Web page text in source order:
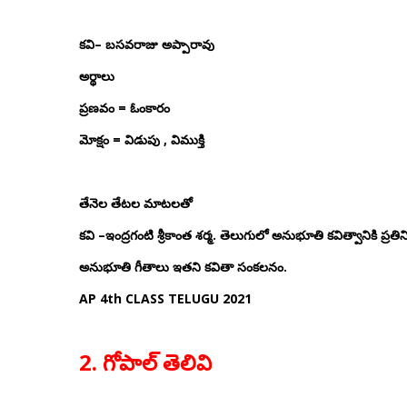
కవి– బసవరాజు అప్పారావు
అర్థాలు
ప్రణవం = ఓంకారం
మోక్షం = విడుపు , విముక్తి
తేనెల తేటల మాటలతో
కవి –ఇంద్రగంటి శ్రీకాంత శర్మ. తెలుగులో అనుభూతి కవిత్వానికి
అనుభూతి గీతాలు ఇతని కవితా సంకలనం.
AP 4th CLASS TELUGU 2021
2. గోపాల్ తెలివి